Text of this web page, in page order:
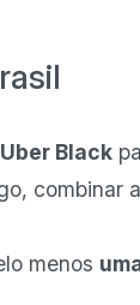
Uber Black
menos